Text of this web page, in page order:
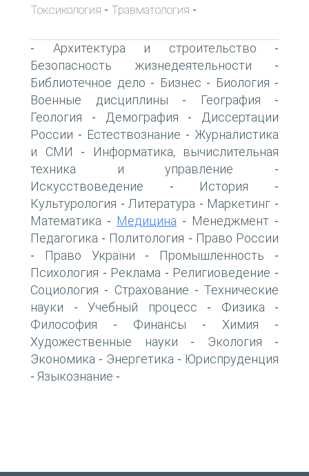
Токсикология - Травматология -
- Архитектура и строительство -
Безопасность жизнедеятельности -
Библиотечное дело - Бизнес - Биология -
Военные дисциплины - География -
Геология - Демография -
Диссертации
России - Естествознание - Журналистика
и СМИ -
Информатика, вычислительная
техника и управление -
Искусствоведение - История -
Культурология - Литература - Маркетинг -
Математика - Медицина - Менеджмент -
Педагогика - Политология - Право России
- Право України - Промышленность -
Психология - Реклама - Религиоведение -
Социология - Страхование - Технические
науки - Учебный процесс - Физика -
Философия - Финансы - Химия -
Художественные науки - Экология -
Экономика - Энергетика - Юриспруденция
- Языкознание -